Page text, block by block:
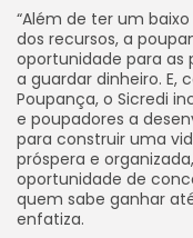
“Além de ter um
dos recursos, a
oportunidade para as
a guardar dinheiro. E,
Poupança, o Sicredi
e poupadores a
para construir uma
próspera e
oportunidade de
quem sabe ganhar
enfatiza.